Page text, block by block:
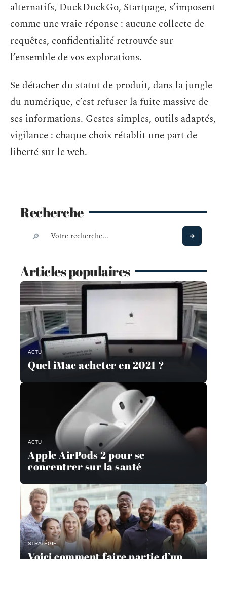
alternatifs, DuckDuckGo, Startpage, s’imposent
comme une vraie réponse : aucune collecte de
requêtes, confidentialité retrouvée sur
l’ensemble de vos explorations.
Se détacher du statut de produit, dans la jungle
du numérique, c’est refuser la fuite massive de
ses informations. Gestes simples, outils adaptés,
vigilance : chaque choix rétablit une part de
liberté sur le web.
Recherche
Articles populaires
ACTU
Quel iMac acheter en 2021 ?
ACTU
Apple AirPods 2 pour se
concentrer sur la santé
STRATÉGIE
Voici comment faire partie d’un